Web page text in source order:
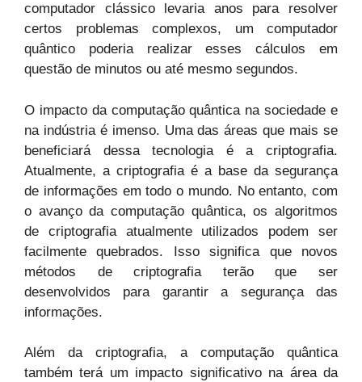
computador clássico levaria anos para resolver
certos problemas complexos, um computador
quântico poderia realizar esses cálculos em
questão de minutos ou até mesmo segundos.
O impacto da computação quântica na sociedade e
na indústria é imenso. Uma das áreas que mais se
beneficiará dessa tecnologia é a criptografia.
Atualmente, a criptografia é a base da segurança
de informações em todo o mundo. No entanto, com
o avanço da computação quântica, os algoritmos
de criptografia atualmente utilizados podem ser
facilmente quebrados. Isso significa que novos
métodos de criptografia terão que ser
desenvolvidos para garantir a segurança das
informações.
Além da criptografia, a computação quântica
também terá um impacto significativo na área da